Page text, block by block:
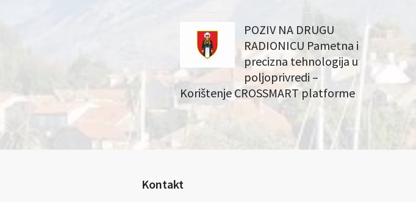
POZIV NA DRUGU
RADIONICU Pametna i
precizna tehnologija u
poljoprivredi –
Korištenje CROSSMART platforme
Kontakt